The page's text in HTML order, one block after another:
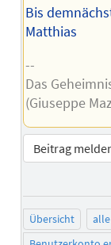
Bis
Matthias
--
Das
(Giuseppe
Beitrag
Übersicht